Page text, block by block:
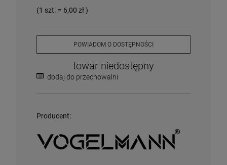
(1 szt. = 6,00 zł)
POWIADOM O DOSTĘPNOŚCI
towar niedostępny
dodaj do przechowalni
Producent: